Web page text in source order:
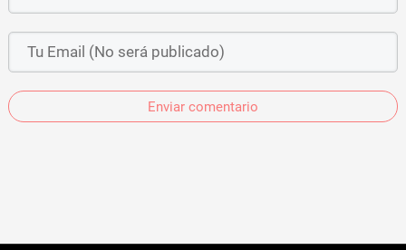
Enviar comentario